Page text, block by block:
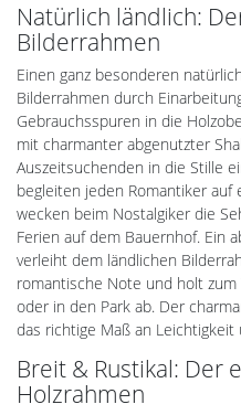
Natürlich ländlich:
Bilderrahmen
Einen ganz besonderen
Bilderrahmen durch
Gebrauchsspuren in die
mit charmanter abgenutzter
Auszeitsuchenden in die Stille
begleiten jeden Romantiker
wecken beim Nostalgiker die
Ferien auf dem Bauernhof. Ein
verleiht dem ländlichen
romantische Note und holt
oder in den Park ab. Der
das richtige Maß an
Breit & Rustikal: Der
Holzrahmen